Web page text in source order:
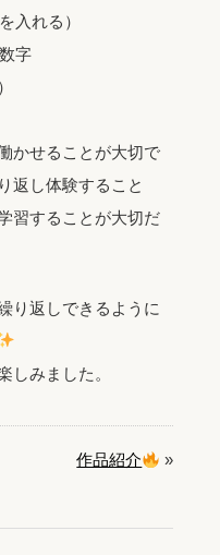
入れる）
字
かせることが大切で
返し体験すること
習することが大切だ
り返しできるように
しみました。
作品紹介 »